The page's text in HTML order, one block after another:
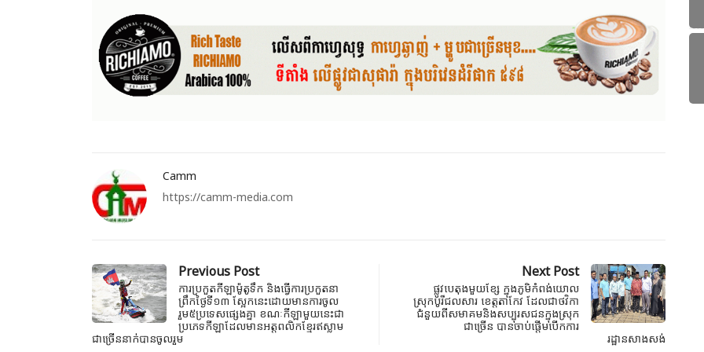
Camm
https://camm-media.com
Previous Post
ការប្រកួតកីឡាម៉ូតូទឹក និងធ្វើការប្រកួតនា
ព្រឹកថ្ងៃទី១៣ ស្អែកនេះដោយមានការចូល
រួម៥ប្រទេសផ្សេងគ្នា ខណៈកីឡាមួយនេះជា
ប្រភេទកីឡាដែលមានអត្តពលិកខ្មែរឥស្លាម
ជាច្រើននាក់បានចូលរួម
Next Post
ផ្លូវបេតុងមួយខ្សែ ក្នុងភូមិកំពង់យោល
ស្រុកបូរីជលសារ ខេត្តតាកែវ ដែលជាថវិកា
ជំនួយពីសមាគមនិងសប្បុរសជនក្នុងស្រុក
ជាច្រើន បានចាប់ផ្តើមបើកការ
រដ្ឋានសាងសង់